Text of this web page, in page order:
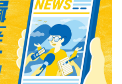
物，種種因素加起來，讓龍蝦
的新高。歐本海姆說，當一個
夠的天然食物供牠們分享時，
攻擊同類不是新鮮事，當龍蝦
住大螯時，必須主動讓出空間
法自保。但野生龍蝦吞食同類
颶風島的龍蝦說，最先被吃掉